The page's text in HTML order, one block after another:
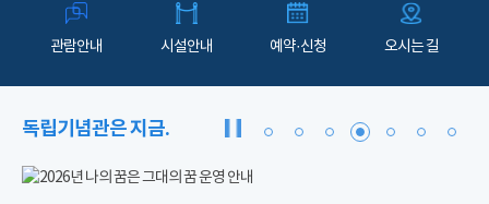
관람안내 시설안내 예약·신청 오시는 길
독립기념관은 지금.